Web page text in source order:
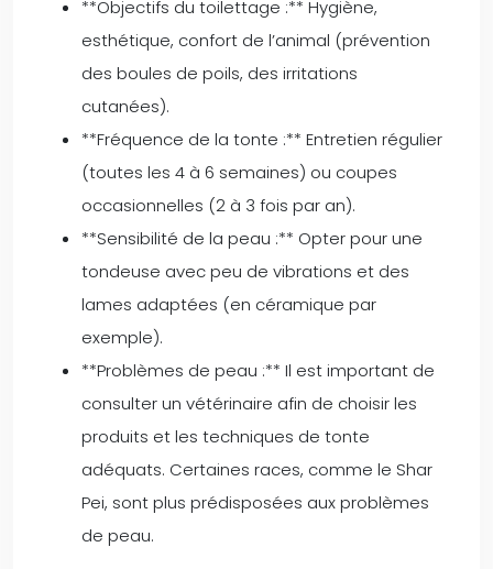
**Objectifs du toilettage :** Hygiène,
esthétique, confort de l’animal (prévention
des boules de poils, des irritations
cutanées).
**Fréquence de la tonte :** Entretien régulier
(toutes les 4 à 6 semaines) ou coupes
occasionnelles (2 à 3 fois par an).
**Sensibilité de la peau :** Opter pour une
tondeuse avec peu de vibrations et des
lames adaptées (en céramique par
exemple).
**Problèmes de peau :** Il est important de
consulter un vétérinaire afin de choisir les
produits et les techniques de tonte
adéquats. Certaines races, comme le Shar
Pei, sont plus prédisposées aux problèmes
de peau.